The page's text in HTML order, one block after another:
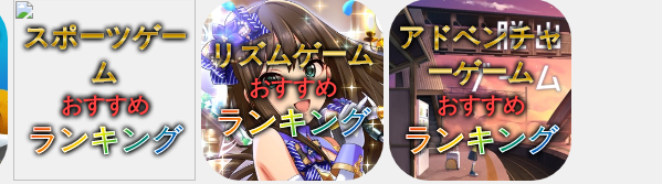
スポーツゲー
ム
おすすめ
ランキング
リズムゲーム
おすすめ
ランキング
アドベンチャ
ーゲーム
おすすめ
ランキング